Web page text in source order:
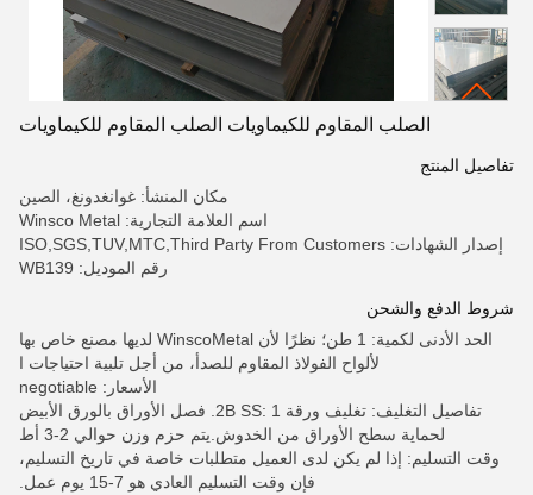
الصلب المقاوم للكيماويات الصلب المقاوم للكيماويات
تفاصيل المنتج
مكان المنشأ: غوانغدونغ، الصين
اسم العلامة التجارية: Winsco Metal
إصدار الشهادات: ISO,SGS,TUV,MTC,Third Party From Customers
رقم الموديل: WB139
شروط الدفع والشحن
الحد الأدنى لكمية: 1 طن؛ نظرًا لأن WinscoMetal لديها مصنع خاص بها
لألواح الفولاذ المقاوم للصدأ، من أجل تلبية احتياجات ا
الأسعار: negotiable
تفاصيل التغليف: تغليف ورقة 2B SS: 1. فصل الأوراق بالورق الأبيض
لحماية سطح الأوراق من الخدوش.يتم حزم وزن حوالي 2-3 أط
وقت التسليم: إذا لم يكن لدى العميل متطلبات خاصة في تاريخ التسليم،
فإن وقت التسليم العادي هو 7-15 يوم عمل.